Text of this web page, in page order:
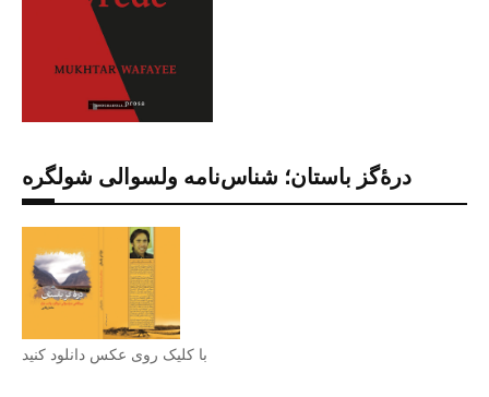
درۀگز باستان؛ شناس‌نامه ولسوالی شولگره
با کلیک روی عکس دانلود کنید